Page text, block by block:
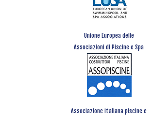
Unione Europea delle
Associazioni di Piscine e Spa
Associazione italiana piscine e